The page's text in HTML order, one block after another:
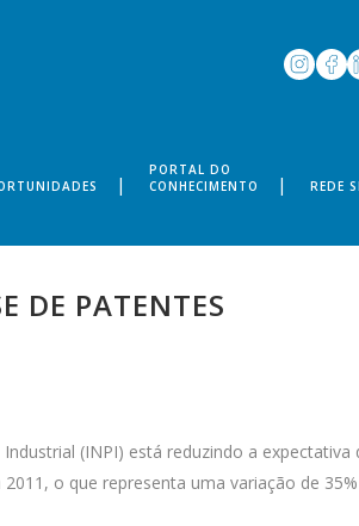
PORTAL DO
CONHECIMENTO
REDE
DE PATENTES
(INPI) está reduzindo a expectativa
o que representa uma variação de